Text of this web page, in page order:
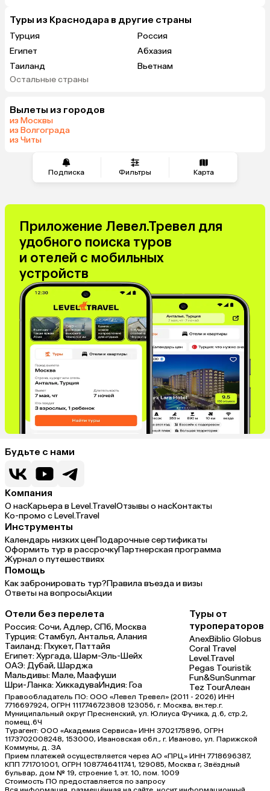
Подписка Фильтры Карта
Туры из Краснодара в другие страны
Турция
Россия
Египет
Абхазия
Таиланд
Вьетнам
ОАЭ
Беларусь
Сейшелы
Казахстан
Кипр
Киргизия
Иордания
Венесуэла
Саудовская Аравия
Куба
Греция
Таджикистан
Венгрия
Болгария
Остальные страны
Вылеты из городов
из Москвы
из Волгограда
из Читы
Приложение Левел.Тревел для
удобного поиска туров
и отелей с мобильных
устройств
Будьте с нами
Компания
О насКарьера в Level.TravelОтзывы о насКонтакты
Ко-промо с Level.Travel
Инструменты
Календарь низких ценПодарочные сертификаты
Оформить тур в рассрочкуПартнерская программа
Журнал о путешествиях
Помощь
Как забронировать тур?Правила въезда и визы
Ответы на вопросыАкции
Отели без перелета
Россия:Сочи,Адлер,СПб,Москва
Турция:Стамбул,Анталья,Алания
Таиланд:Пхукет,Паттайя
Египет:Хургада,Шарм-Эль-Шейх
ОАЭ:Дубай,Шарджа
Мальдивы:Мале,Маафуши
Шри-Ланка:ХиккадуваИндия:Гоа
Туры от
туроператоров
AnexBiblio Globus
Coral Travel
Level.Travel
Pegas Touristik
Fun&SunSunmar
Tez TourАлеан
Правообладатель ПО: ООО «Левел Тревел» (2011 - 2026) ИНН
7716697924, ОГРН 1117746723808 123056, г. Москва, вн.тер.г.
Муниципальный округ Пресненский, ул. Юлиуса Фучика, д.6, стр.2,
помещ.6Ч
Турагент: ООО «Академия Сервиса» ИНН 3702175896, ОГРН
1173702008248, 153000, Ивановская обл., г. Иваново, ул. Парижской
Коммуны, д. ЗА
Прием платежей осуществляется через АО «ПРЦ» ИНН 7718696387,
КПП 771701001, ОГРН 1087746411741, 129085, Москва г, Звёздный
бульвар, дом № 19, строение 1, эт. 10, пом. 1009
Стоимость ПО предоставляется по запросу